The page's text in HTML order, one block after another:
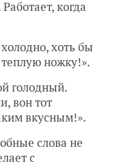
когда
хоть бы
ножку!».
голодный.
вон тот
вкусным!».
слова не
с